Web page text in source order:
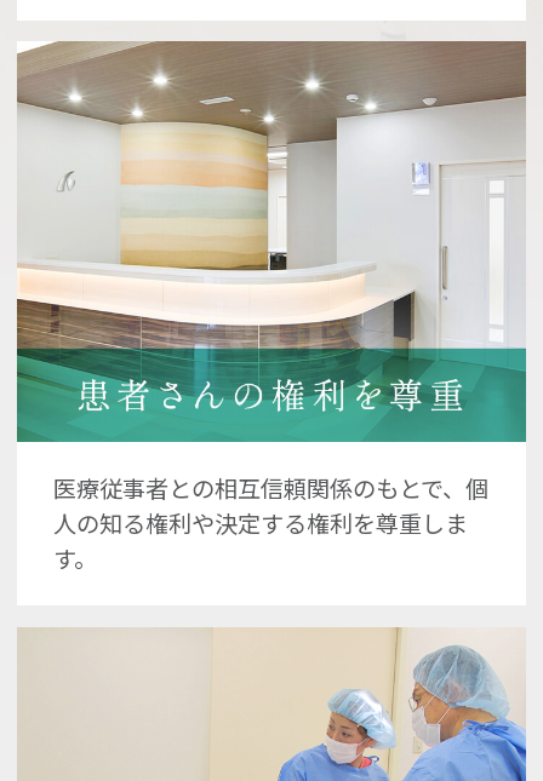
医療従事者との相互信頼関係のもとで、個
人の知る権利や決定する権利を尊重しま
す。